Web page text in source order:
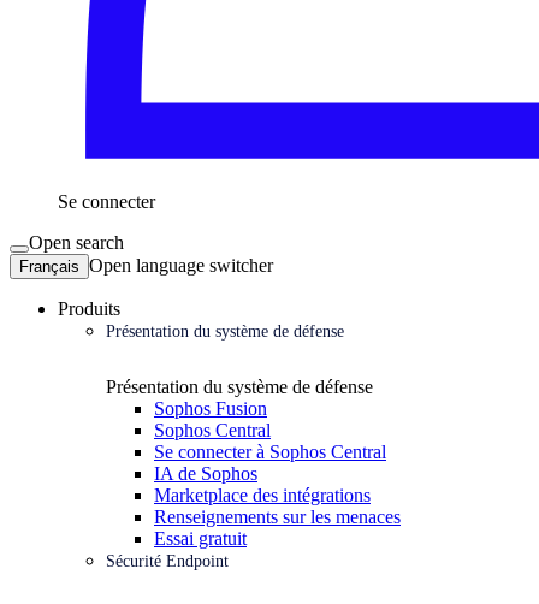
Se connecter
Open search
Français Open language switcher
Produits
Présentation du système de défense
Présentation du système de défense
Sophos Fusion
Sophos Central
Se connecter à Sophos Central
IA de Sophos
Marketplace des intégrations
Renseignements sur les menaces
Essai gratuit
Sécurité Endpoint